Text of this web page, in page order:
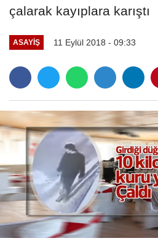
çalarak kayıplara karıştı
ASAYIŞ 11 Eylül 2018 - 09:33